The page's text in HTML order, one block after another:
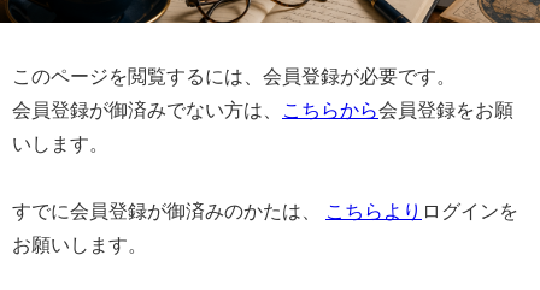
このページを閲覧するには、会員登録が必要です。
会員登録が御済みでない方は、
こちらから会員登録をお願
いします。
すでに会員登録が御済みのかたは、 こちらより ログインを
お願いします。